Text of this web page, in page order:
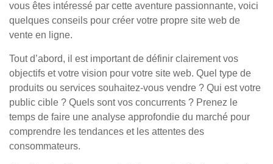
vous êtes intéressé par cette aventure passionnante, voici
quelques conseils pour créer votre propre site web de
vente en ligne.
Tout d’abord, il est important de définir clairement vos
objectifs et votre vision pour votre site web. Quel type de
produits ou services souhaitez-vous vendre ? Qui est votre
public cible ? Quels sont vos concurrents ? Prenez le
temps de faire une analyse approfondie du marché pour
comprendre les tendances et les attentes des
consommateurs.